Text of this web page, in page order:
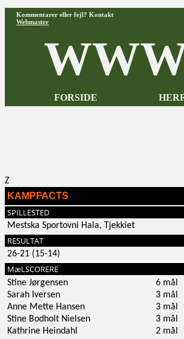
Kommentarer eller fejl? Kontakt
Webmaster
FORSIDE
Z
KAMPFACTS
SPILLESTED
Mestska Sportovni Hala, Tjekkiet
RESULTAT
26-21 (15-14)
MæLSCORERE
Stine Jørgensen
6 mål
Sarah Iversen
3 mål
Anne Mette Hansen
3 mål
Stine Bodholt Nielsen
3 mål
Kathrine Heindahl
2 mål